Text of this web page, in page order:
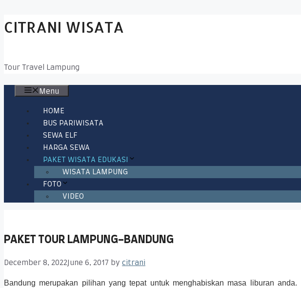
Skip
to
CITRANI WISATA
Tour Travel Lampung
Menu
HOME
BUS PARIWISATA
SEWA ELF
HARGA SEWA
PAKET WISATA EDUKASI
WISATA LAMPUNG
FOTO
VIDEO
PAKET TOUR LAMPUNG-BANDUNG
December 8, 2022 June 6, 2017 by citrani
Bandung merupakan pilihan yang tepat untuk menghabiskan masa liburan